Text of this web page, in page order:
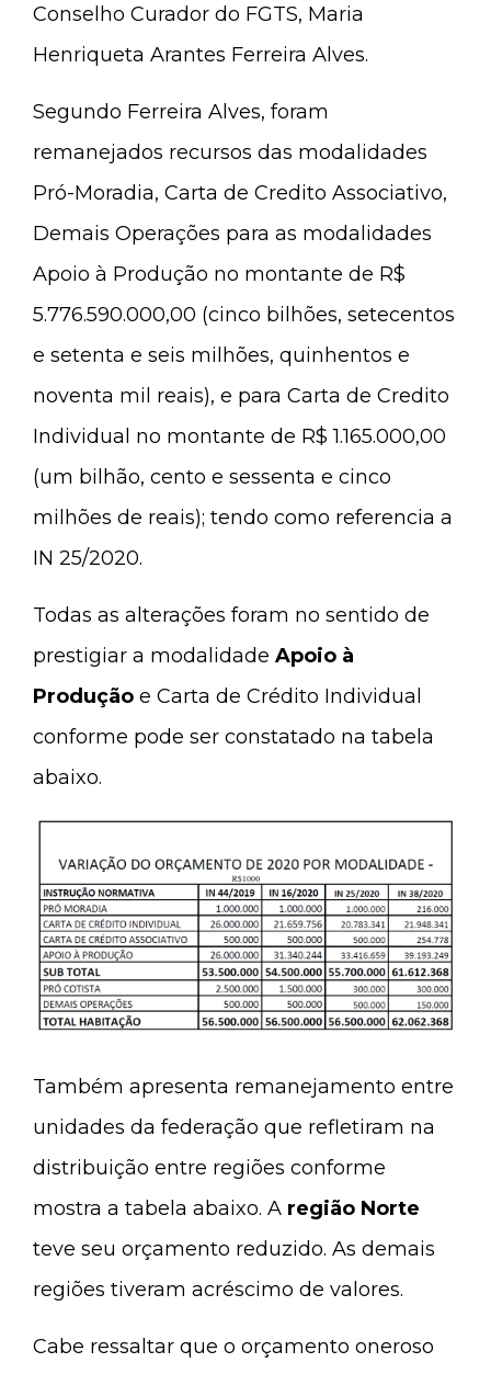
Conselho Curador do FGTS, Maria
Henriqueta Arantes Ferreira Alves.
Segundo Ferreira Alves, foram
remanejados recursos das modalidades
Pró-Moradia, Carta de Credito Associativo,
Demais Operações para as modalidades
Apoio à Produção no montante de R$
5.776.590.000,00 (cinco bilhões, setecentos
e setenta e seis milhões, quinhentos e
noventa mil reais), e para Carta de Credito
Individual no montante de R$ 1.165.000,00
(um bilhão, cento e sessenta e cinco
milhões de reais); tendo como referencia a
IN 25/2020.
Todas as alterações foram no sentido de
prestigiar a modalidade Apoio à
Produção e Carta de Crédito Individual
conforme pode ser constatado na tabela
abaixo.
Também apresenta remanejamento entre
unidades da federação que refletiram na
distribuição entre regiões conforme
mostra a tabela abaixo. A região Norte
teve seu orçamento reduzido. As demais
regiões tiveram acréscimo de valores.
Cabe ressaltar que o orçamento oneroso